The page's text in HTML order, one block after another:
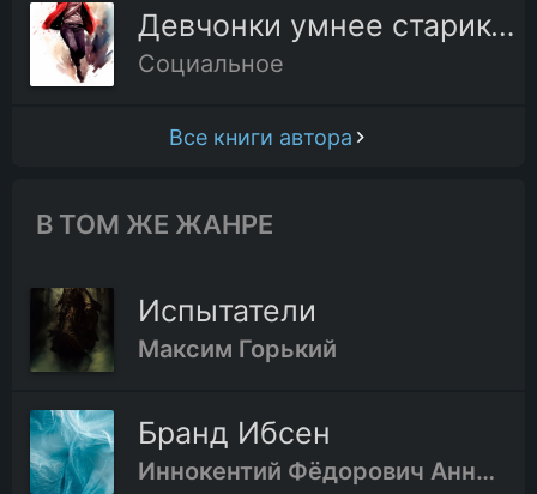
20.Отец и сыновья
24.Сокол и петух
25.Магнит
Девчонки умнее стариков
Социальное
Все книги автора
В ТОМ ЖЕ ЖАНРЕ
Испытатели
Максим Горький
Бранд Ибсен
Иннокентий Фёдорович Анненский